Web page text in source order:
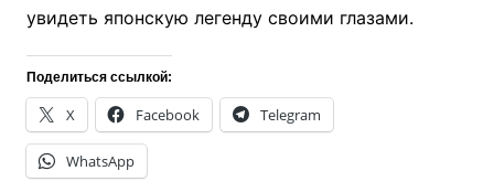
увидеть японскую легенду своими глазами.
Поделиться ссылкой:
X Facebook Telegram
WhatsApp